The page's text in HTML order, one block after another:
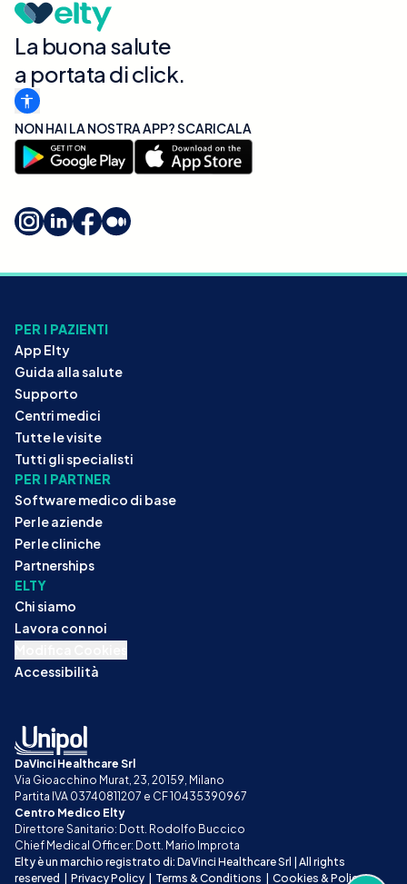
La buona salute
a portata di click.
NON HAI LA NOSTRA APP? SCARICALA
PER I PAZIENTI
App Elty
Guida alla salute
Supporto
Centri medici
Tutte le visite
Tutti gli specialisti
PER I PARTNER
Software medico di base
Per le aziende
Per le cliniche
Partnerships
ELTY
Chi siamo
Lavora con noi
Accessibilità
DaVinci Healthcare Srl
Via Gioacchino Murat, 23, 20159, Milano
Partita IVA 03740811207 e CF 10435390967
Centro Medico Elty
Direttore Sanitario: Dott. Rodolfo Buccico
Chief Medical Officer: Dott. Mario Improta
Elty è un marchio registrato di: DaVinci Healthcare Srl | All rights
reserved | Privacy Policy | Terms & Conditions | Cookies & Policy